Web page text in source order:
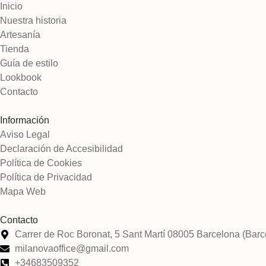
Inicio
Nuestra historia
Artesanía
Tienda
Guía de estilo
Lookbook
Contacto
Información
Aviso Legal
Declaración de Accesibilidad
Política de Cookies
Política de Privacidad
Mapa Web
Contacto
Carrer de Roc Boronat, 5 Sant Martí 08005 Barcelona
milanovaoffice@gmail.com
+34683509352